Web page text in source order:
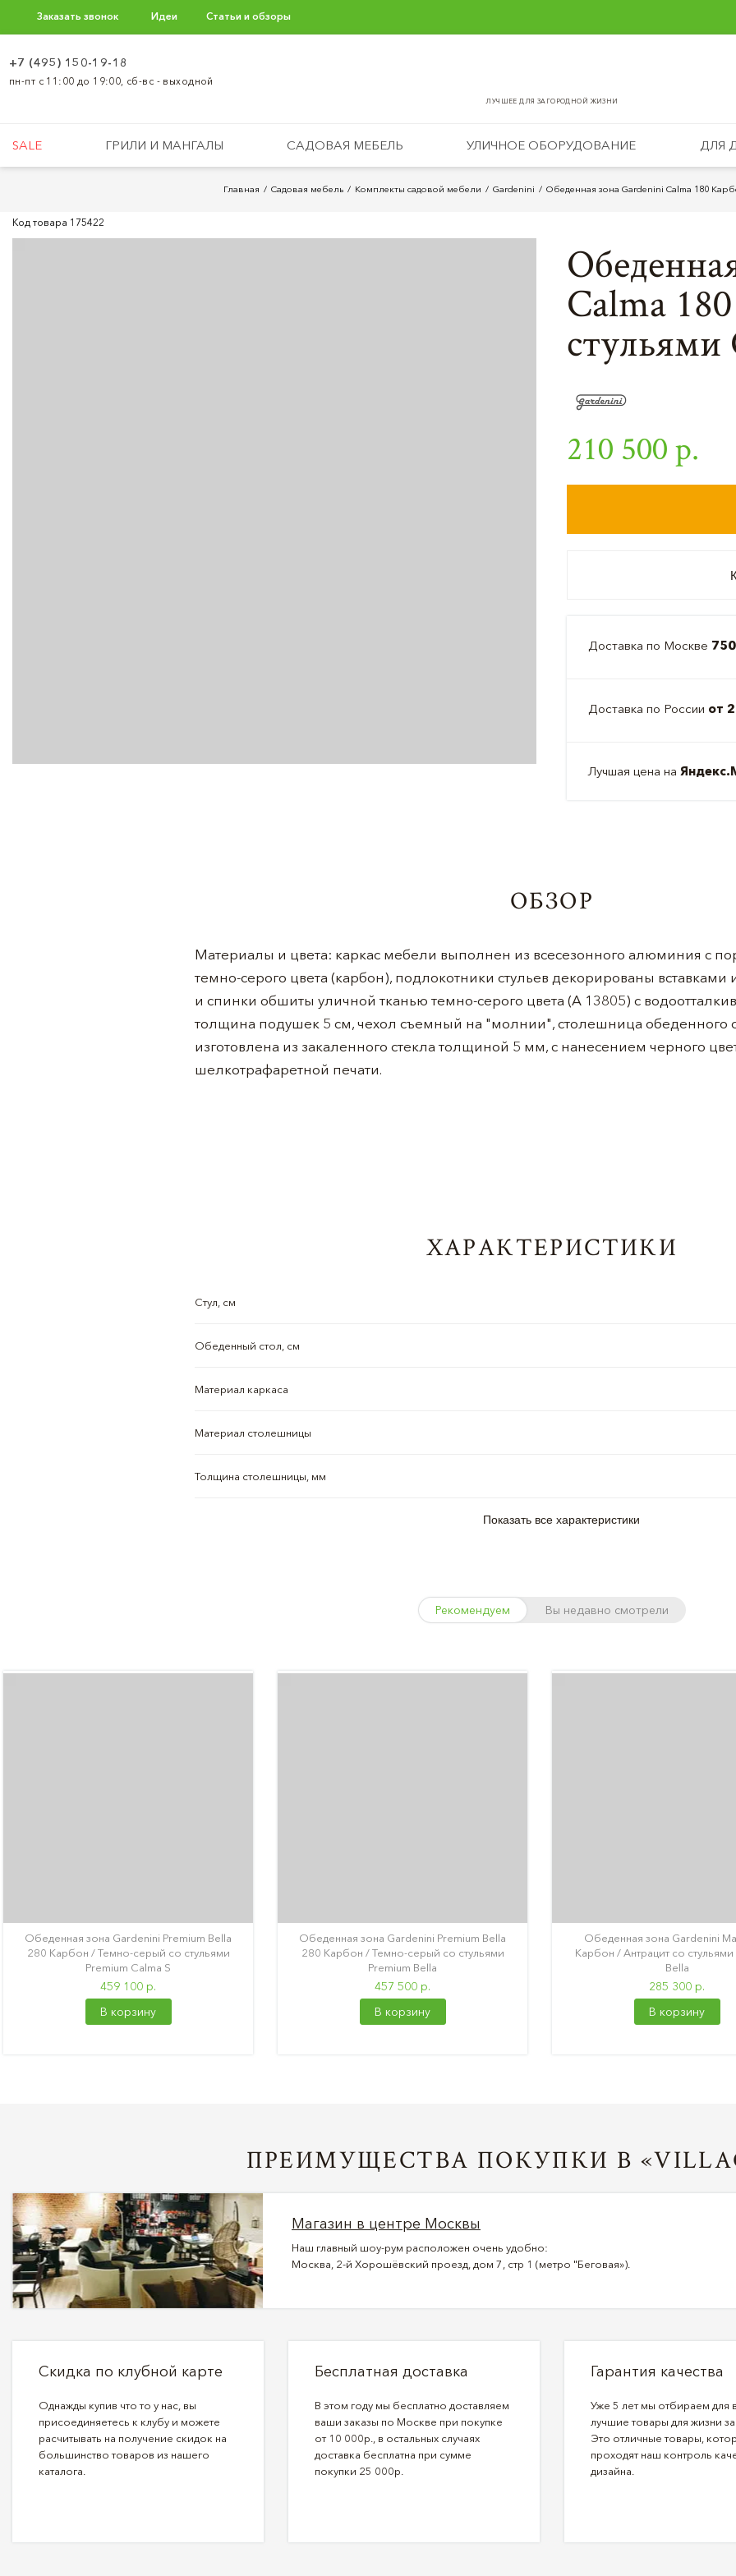
Заказать звонок Идеи Статьи и обзоры
ЛУЧШЕЕ ДЛЯ ЗАГОРОДНОЙ ЖИЗНИ
+7 (495) 150-19-18
пн-пт с 11:00 до 19:00, сб-вс - выходной
SALE ГРИЛИ И МАНГАЛЫ САДОВАЯ МЕБЕЛЬ УЛИЧНОЕ ОБОРУДОВАНИЕ ДЛЯ
Главная Садовая мебель Комплекты садовой мебели Gardenini Обеденная зона Gardenini Calma 180
Код товара 175422
Calma
стульями
210 500 р.
Доставка по Москве
Доставка по России от
Лучшая цена на
ОБЗОР
Материалы и цвета: каркас мебели выполнен из всесезонного алюминия с
темно-серого цвета (карбон), подлокотники стульев декорированы
и спинки обшиты уличной тканью темно-серого цвета (А 13805) с
толщина подушек 5 см, чехол съемный на "молнии", столешница обеденного
изготовлена из закаленного стекла толщиной 5 мм, с нанесением черного
шелкотрафаретной печати.
ХАРАКТЕРИСТИКИ
Стул, см
Обеденный стол, см
Материал каркаса
Материал столешницы
Толщина столешницы, мм
Показать все характеристики
Рекомендуем Вы недавно смотрели
Обеденная зона Gardenini Premium Bella
280 Карбон / Темно-серый со стульями
Premium Calma S
459 100 р.
В корзину
Обеденная зона Gardenini Premium Bella
280 Карбон / Темно-серый со стульями
Premium Bella
457 500 р.
В корзину
Обеденная зона Gardenini
Карбон / Антрацит со
Bella
285 300 р.
В корзину
ПРЕИМУЩЕСТВА ПОКУПКИ В
Магазин в центре Москвы
Наш главный шоу-рум расположен очень удобно:
Москва, 2-й Хорошёвский проезд, дом 7, стр 1 (метро "Беговая»).
Скидка по клубной карте
Однажды купив что то у нас, вы
присоединяетесь к клубу и можете
расчитывать на получение скидок на
большинство товаров из нашего
каталога.
Бесплатная доставка
В этом году мы бесплатно доставляем
ваши заказы по Москве при покупке
от 10 000р., в остальных случаях
доставка бесплатна при сумме
покупки 25 000р.
Гарантия качества
Уже 5 лет мы отбираем для
лучшие товары для жизни
Это отличные товары,
проходят наш контроль
дизайна.